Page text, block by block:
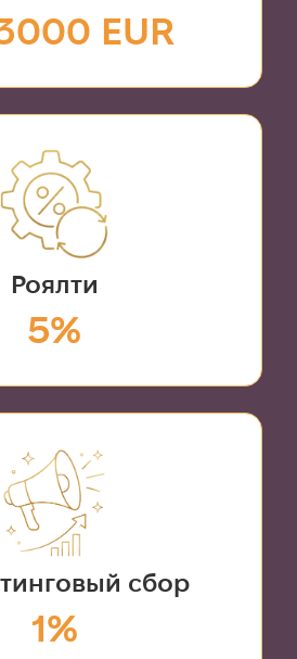
EUR
Роялти
5%
сбор
1%